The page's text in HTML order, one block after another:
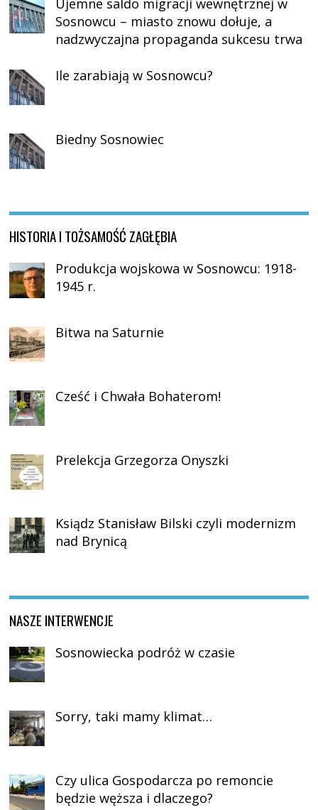
Ujemne saldo migracji wewnętrznej w
Sosnowcu – miasto znowu dołuje, a
nadzwyczajna propaganda sukcesu trwa
Ile zarabiają w Sosnowcu?
Biedny Sosnowiec
HISTORIA I TOŻSAMOŚĆ ZAGŁĘBIA
Produkcja wojskowa w Sosnowcu: 1918-
1945 r.
Bitwa na Saturnie
Cześć i Chwała Bohaterom!
Prelekcja Grzegorza Onyszki
Ksiądz Stanisław Bilski czyli modernizm
nad Brynicą
NASZE INTERWENCJE
Sosnowiecka podróż w czasie
Sorry, taki mamy klimat…
Czy ulica Gospodarcza po remoncie
będzie węższa i dlaczego?